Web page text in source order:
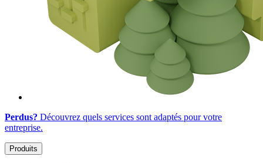
Perdus? Découvrez quels services sont adaptés pour votre
entreprise.
Produits